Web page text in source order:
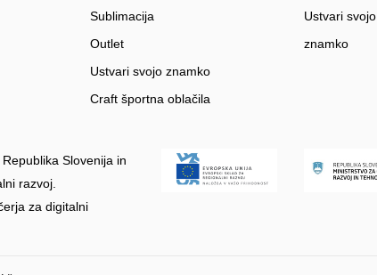
Sublimacija
Outlet
Ustvari svojo znamko
Craft športna oblačila
Ustvari svojo
znamko
Slovenija in
razvoj.
za digitalni